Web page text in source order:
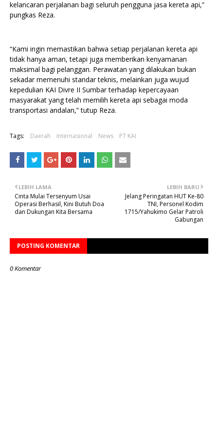
kelancaran perjalanan bagi seluruh pengguna jasa kereta api,”
pungkas Reza.
“Kami ingin memastikan bahwa setiap perjalanan kereta api
tidak hanya aman, tetapi juga memberikan kenyamanan
maksimal bagi pelanggan. Perawatan yang dilakukan bukan
sekadar memenuhi standar teknis, melainkan juga wujud
kepedulian KAI Divre II Sumbar terhadap kepercayaan
masyarakat yang telah memilih kereta api sebagai moda
transportasi andalan,” tutup Reza.
Tags: Daerah Internasional News PT KAI
LEBIH BARU
Jelang Peringatan HUT Ke-80
TNI, Personel Kodim
1715/Yahukimo Gelar Patroli
Gabungan
LEBIH LAMA
Cinta Mulai Tersenyum Usai
Operasi Berhasil, Kini Butuh Doa
dan Dukungan Kita Bersama
POSTING KOMENTAR
0 Komentar